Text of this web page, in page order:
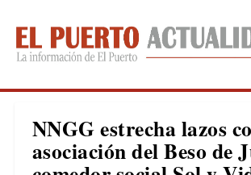
NNGG estrecha lazos
asociación del Beso de